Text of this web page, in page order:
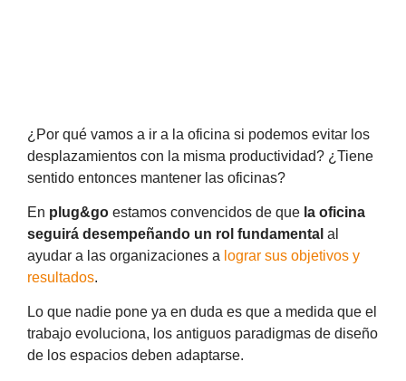
¿Por qué vamos a ir a la oficina si podemos evitar los
desplazamientos con la misma productividad? ¿Tiene
sentido entonces mantener las oficinas?
En plug&go estamos convencidos de que la oficina
seguirá desempeñando un rol fundamental al
ayudar a las organizaciones a lograr sus objetivos y
resultados.
Lo que nadie pone ya en duda es que a medida que el
trabajo evoluciona, los antiguos paradigmas de diseño
de los espacios deben adaptarse.